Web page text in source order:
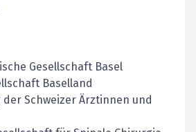
Gesellschaft Basel
Baselland
Schweizer Ärztinnen und